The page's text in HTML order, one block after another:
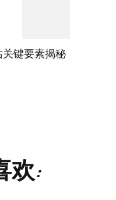
键要素揭秘
欢: